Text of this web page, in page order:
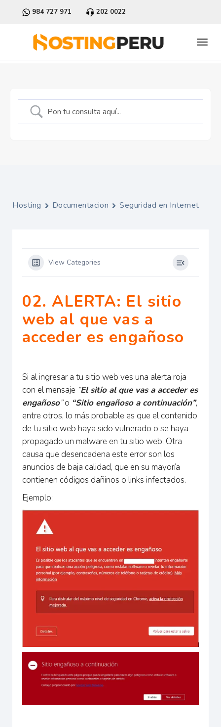
984 727 971 202 0022
Hosting Documentacion Seguridad en Internet
View Categories
02. ALERTA: El sitio
web al que vas a
acceder es engañoso
Si al ingresar a tu sitio web ves una alerta roja
con el mensaje “El sitio al que vas a acceder es
engañoso”o “Sitio engañoso a continuación”,
entre otros, lo más probable es que el contenido
de tu sitio web haya sido vulnerado o se haya
propagado un malware en tu sitio web. Otra
causa que desencadena este error son los
anuncios de baja calidad, que en su mayoría
contienen códigos dañinos o links infectados.
Ejemplo: